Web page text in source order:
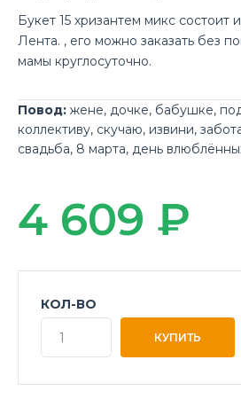
Букет 15 хризантем микс состоит
Лента. , его можно заказать без
мамы круглосуточно.
Повод: жене, дочке, бабушке,
коллективу, скучаю, извини,
свадьба, 8 марта, день
4 609 ₽
КОЛ-ВО